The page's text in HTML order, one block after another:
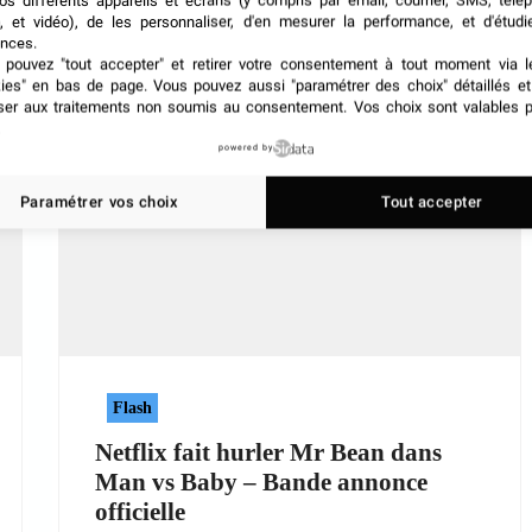
Flash
Netflix fait hurler Mr Bean dans
Man vs Baby – Bande annonce
officielle
et vidéo), de les personnaliser, d'en mesurer la performance, et
pouvez "tout accepter" et retirer votre consentement à tout moment via
en bas de page. Vous pouvez aussi "paramétrer des choix" détaillés
aux traitements non soumis au consentement. Vos choix sont valables
powered by
Paramétrer vos choix Tout accepter